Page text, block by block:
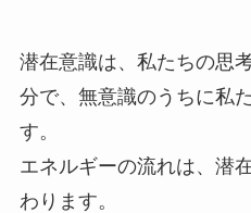
潜在意識は、私たちの思
分で、無意識のうちに私
す。
エネルギーの流れは、潜
わります。